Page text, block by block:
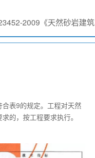
2009《天然砂岩建
表9的规定。工程对天然
的，按工程要求执行。